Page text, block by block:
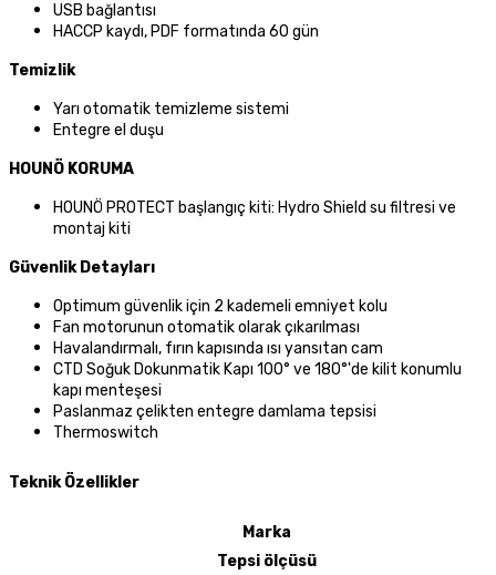
USB bağlantısı
HACCP kaydı, PDF formatında 60 gün
Temizlik
Yarı otomatik temizleme sistemi
Entegre el duşu
HOUNÖ KORUMA
HOUNÖ PROTECT başlangıç kiti: Hydro Shield su filtresi ve
montaj kiti
Güvenlik Detayları
Optimum güvenlik için 2 kademeli emniyet kolu
Fan motorunun otomatik olarak çıkarılması
Havalandırmalı, fırın kapısında ısı yansıtan cam
CTD Soğuk Dokunmatik Kapı 100° ve 180°'de kilit konumlu
kapı menteşesi
Paslanmaz çelikten entegre damlama tepsisi
Thermoswitch
Teknik Özellikler
Marka
Tepsi ölçüsü